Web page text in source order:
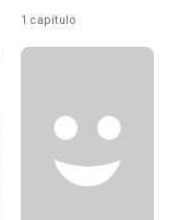
1 capítulo